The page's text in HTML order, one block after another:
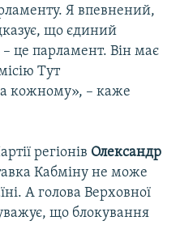
Я впевнений,
що єдиний
це парламент. Він має
Тут
кожному», – каже
регіонів Олександр
Кабміну не може
А голова Верховної
що блокування